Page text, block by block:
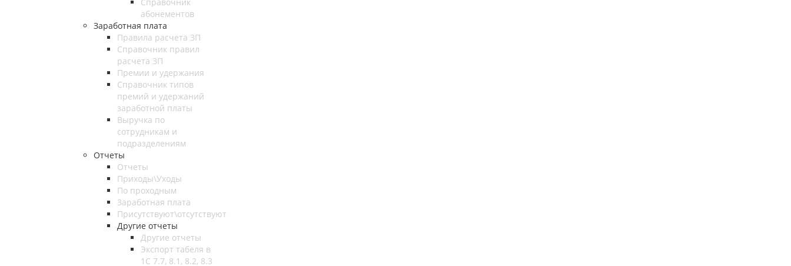
абонементов
Заработная плата
Правила расчета ЗП
Справочник правил
расчета ЗП
Премии и удержания
Справочник типов
премий и удержаний
заработной платы
Выручка по
сотрудникам и
подразделениям
Отчеты
Отчеты
Приходы\Уходы
По проходным
Заработная плата
Присутствуют\отсутствуют
Другие отчеты
Другие отчеты
Экспорт табеля в
1С 7.7, 8.1, 8.2, 8.3